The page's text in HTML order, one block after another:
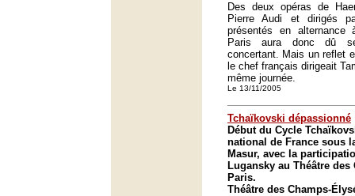
Des deux opéras de
Pierre Audi et dirigés
présentés en alternance
Paris aura donc dû
concertant. Mais un reflet
le chef français dirigeait
même journée.
Le 13/11/2005
Tchaïkovski dépassionné
Début du Cycle
national de France sous
Masur, avec la
Lugansky au Théâtre des
Paris.
Théâtre des Champs-